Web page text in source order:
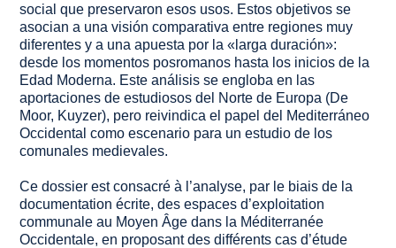
social que preservaron esos usos. Estos objetivos se
asocian a una visión comparativa entre regiones muy
diferentes y a una apuesta por la «larga duración»:
desde los momentos posromanos hasta los inicios de la
Edad Moderna. Este análisis se engloba en las
aportaciones de estudiosos del Norte de Europa (De
Moor, Kuyzer), pero reivindica el papel del Mediterráneo
Occidental como escenario para un estudio de los
comunales medievales.
Ce dossier est consacré à l’analyse, par le biais de la
documentation écrite, des espaces d’exploitation
communale au Moyen Âge dans la Méditerranée
Occidentale, en proposant des différents cas d’étude